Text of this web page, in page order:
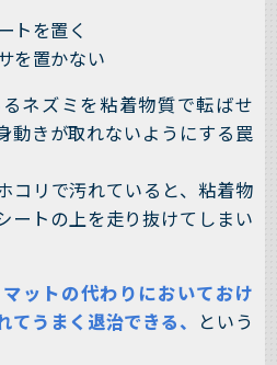
トを置く
を置かない
ネズミを粘着物質で転ばせ
動きが取れないようにする罠
コリで汚れていると、粘着物
ートの上を走り抜けてしまい
ットの代わりにおいておけ
うまく退治できる、 という